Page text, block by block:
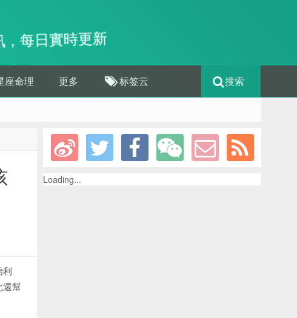
每日實時更新
命理 更多 标签云 搜索
利
還幫
Loading...